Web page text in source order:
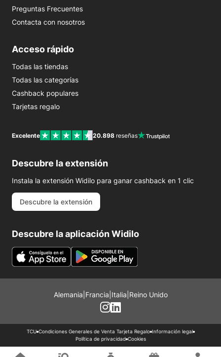
Preguntas Frecuentes
Contacta con nosotros
Acceso rápido
Todas las tiendas
Todas las categorías
Cashback populares
Tarjetas regalo
Excelente 20.898 reseñas
Descubre la extensión
Instala la extensión Widilo para ganar cashback en 1 clic
Descubre la extensión
Descubre la aplicación Widilo
Alemania Francia Italia Reino Unido
TCU Condiciones Generales de Venta Tarjeta Regalo Información legal
Política de privacidad Cookies